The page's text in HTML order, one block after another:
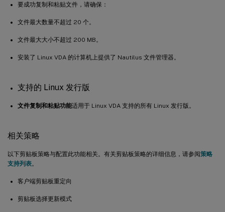
要成功复制和粘贴文件，请确保：
文件最大数量不超过 20 个。
文件最大大小不超过 200 MB。
安装了 Linux VDA 的计算机上提供了 Nautilus 文件管理器。
支持的 Linux 发行版
文件复制和粘贴功能适用于 Linux VDA 支持的所有 Linux 发行版。
相关策略
以下剪贴板策略与配置此功能相关。有关剪贴板策略的详细信息，请参阅策略
支持列表。
客户端剪贴板重定向
剪贴板选择更新模式